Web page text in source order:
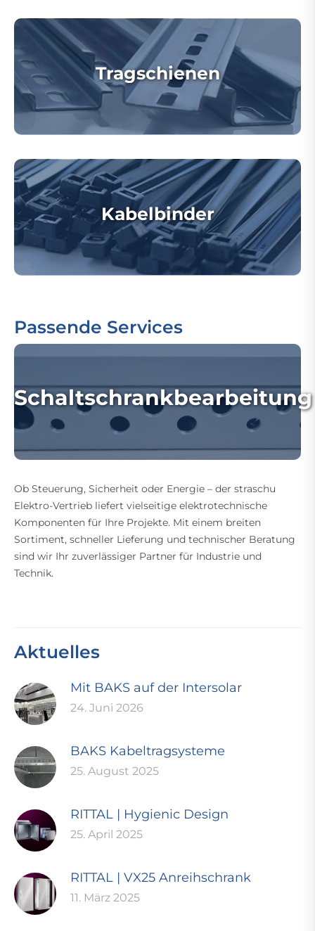
Tragschienen
Kabelbinder
Passende Services
Schaltschrankbearbeitung
Ob Steuerung, Sicherheit oder Energie – der straschu
Elektro-Vertrieb liefert vielseitige elektrotechnische
Komponenten für Ihre Projekte. Mit einem breiten
Sortiment, schneller Lieferung und technischer Beratung
sind wir Ihr zuverlässiger Partner für Industrie und
Technik.
Aktuelles
Mit BAKS auf der Intersolar
24. Juni 2026
BAKS Kabeltragsysteme
25. August 2025
RITTAL | Hygienic Design
25. April 2025
RITTAL | VX25 Anreihschrank
11. März 2025